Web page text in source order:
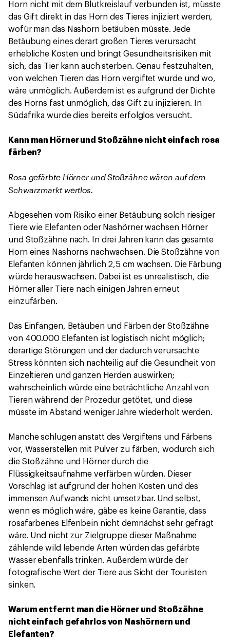
Horn nicht mit dem Blutkreislauf verbunden ist, müsste
das Gift direkt in das Horn des Tieres injiziert werden,
wofür man das Nashorn betäuben müsste. Jede
Betäubung eines derart großen Tieres verursacht
erhebliche Kosten und bringt Gesundheitsrisiken mit
sich, das Tier kann auch sterben. Genau festzuhalten,
von welchen Tieren das Horn vergiftet wurde und wo,
wäre unmöglich. Außerdem ist es aufgrund der Dichte
des Horns fast unmöglich, das Gift zu injizieren. In
Südafrika wurde dies bereits erfolglos versucht.
Kann man Hörner und Stoßzähne nicht einfach rosa
färben?
Rosa gefärbte Hörner und Stoßzähne wären auf dem
Schwarzmarkt wertlos.
Abgesehen vom Risiko einer Betäubung solch riesiger
Tiere wie Elefanten oder Nashörner wachsen Hörner
und Stoßzähne nach. In drei Jahren kann das gesamte
Horn eines Nashorns nachwachsen. Die Stoßzähne von
Elefanten können jährlich 2,5 cm wachsen. Die Färbung
würde herauswachsen. Dabei ist es unrealistisch, die
Hörner aller Tiere nach einigen Jahren erneut
einzufärben.
Das Einfangen, Betäuben und Färben der Stoßzähne
von 400.000 Elefanten ist logistisch nicht möglich;
derartige Störungen und der dadurch verursachte
Stress könnten sich nachteilig auf die Gesundheit von
Einzeltieren und ganzen Herden auswirken;
wahrscheinlich würde eine beträchtliche Anzahl von
Tieren während der Prozedur getötet, und diese
müsste im Abstand weniger Jahre wiederholt werden.
Manche schlugen anstatt des Vergiftens und Färbens
vor, Wasserstellen mit Pulver zu färben, wodurch sich
die Stoßzähne und Hörner durch die
Flüssigkeitsaufnahme verfärben würden. Dieser
Vorschlag ist aufgrund der hohen Kosten und des
immensen Aufwands nicht umsetzbar. Und selbst,
wenn es möglich wäre, gäbe es keine Garantie, dass
rosafarbenes Elfenbein nicht demnächst sehr gefragt
wäre. Und nicht zur Zielgruppe dieser Maßnahme
zählende wild lebende Arten würden das gefärbte
Wasser ebenfalls trinken. Außerdem würde der
fotografische Wert der Tiere aus Sicht der Touristen
sinken.
Warum entfernt man die Hörner und Stoßzähne
nicht einfach gefahrlos von Nashörnern und
Elefanten?